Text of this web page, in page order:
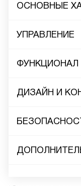
ОСНОВНЫЕ
УПРАВЛЕНИЕ
ФУНКЦИОНАЛ
ДИЗАЙН И